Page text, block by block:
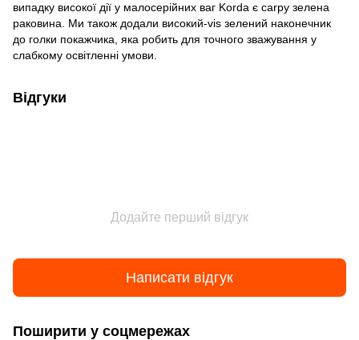
випадку високої дії у малосерійних ваг Korda є carpy зелена
раковина. Ми також додали високий-vis зелений наконечник
до голки покажчика, яка робить для точного зважування у
слабкому освітленні умови.
Відгуки
Додайте перший відгук
Написати відгук
Поширити у соцмережах